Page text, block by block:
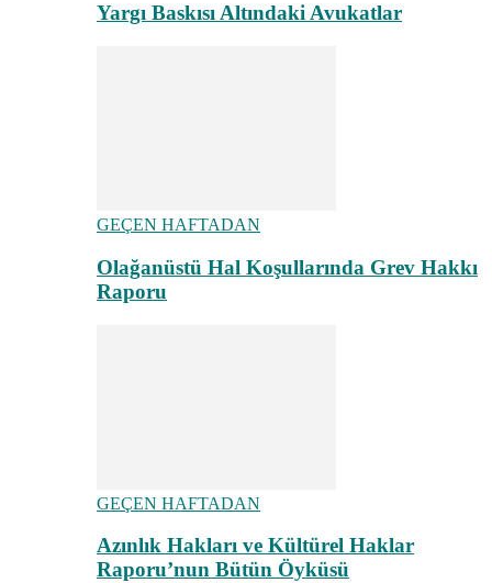
Yargı Baskısı Altındaki Avukatlar
GEÇEN HAFTADAN
Olağanüstü Hal Koşullarında Grev Hakkı
Raporu
GEÇEN HAFTADAN
Azınlık Hakları ve Kültürel Haklar
Raporu’nun Bütün Öyküsü